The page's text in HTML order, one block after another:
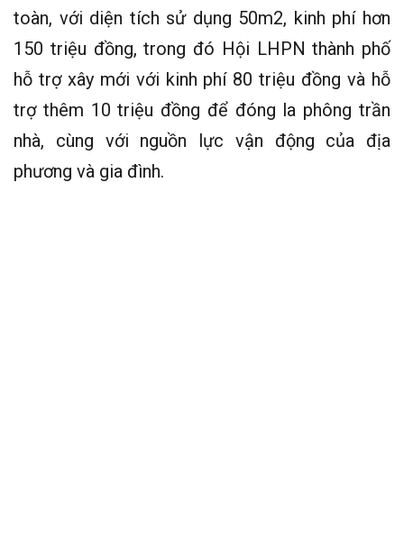
toàn, với diện tích sử dụng 50m2, kinh phí hơn
150 triệu đồng, trong đó Hội LHPN thành phố
hỗ trợ xây mới với kinh phí 80 triệu đồng và hỗ
trợ thêm 10 triệu đồng để đóng la phông trần
nhà, cùng với nguồn lực vận động của địa
phương và gia đình.